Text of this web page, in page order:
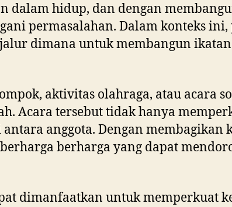
dalam hidup, dan dengan
permasalahan. Dalam konteks
dimana untuk membangun
aktivitas olahraga, atau acara
Acara tersebut tidak hanya
anggota. Dengan membagikan
berharga yang dapat
dimanfaatkan untuk memperkuat